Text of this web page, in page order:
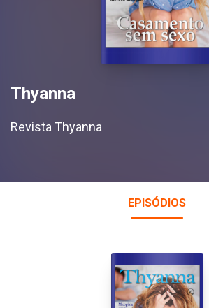
Thyanna
Revista Thyanna
EPISÓDIOS